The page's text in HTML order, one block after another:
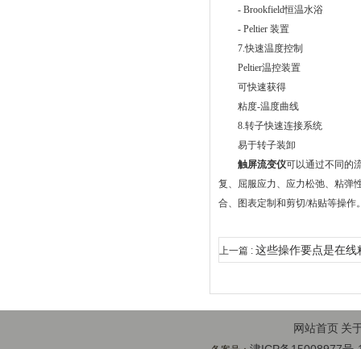
- Brookfield恒温水浴
- Peltier 装置
7.快速温度控制
Peltier温控装置
可快速获得
粘度-温度曲线
8.转子快速连接系统
易于转子装卸
触屏流变仪可以通过不同的
复、屈服应力、应力松弛、粘弹
合、图表定制和剪切/粘贴等操作
上一篇 : 这些操作要点是在
网站首页 关